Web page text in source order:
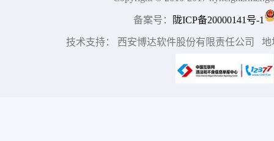
备案号： 陇ICP备20000141号-1
技术支持： 西安博达软件股份有限责任公司 地